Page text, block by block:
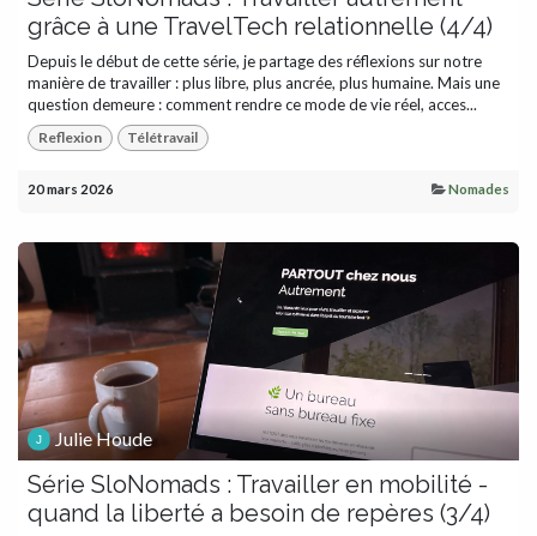
grâce à une TravelTech relationnelle (4/4)
Depuis le début de cette série, je partage des réflexions sur notre
manière de travailler : plus libre, plus ancrée, plus humaine. Mais une
question demeure : comment rendre ce mode de vie réel, acces...
Reflexion Télétravail
20 mars 2026 Nomades
Julie Houde
Série SloNomads : Travailler en mobilité -
quand la liberté a besoin de repères (3/4)